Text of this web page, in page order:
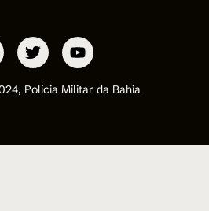
Polícia Militar da Bahia